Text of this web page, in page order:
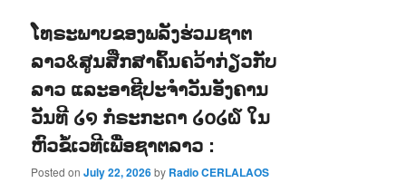
ໂທຣະພາບຂອງພລັງຮ່ວມຊາຕ
ລາວ&ສູນສືກສາຄົ້ນຄວ້າກ່ຽວກັບ
ລາວ ແລະອາຊີປະຈຳວັນອັງຄານ
ວັນທີ ໒໑ ກໍຣະກະດາ ໒໐໒໖ ໃນ
ຫົວຂໍ້ເວທີເພື່ອຊາຕລາວ :
Posted onJuly 22, 2026by Radio CERLALAOS